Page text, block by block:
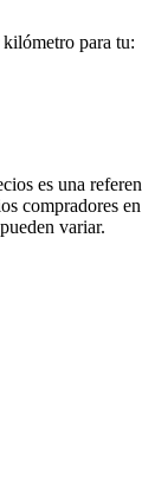
para tu:
es una
compradores
variar.